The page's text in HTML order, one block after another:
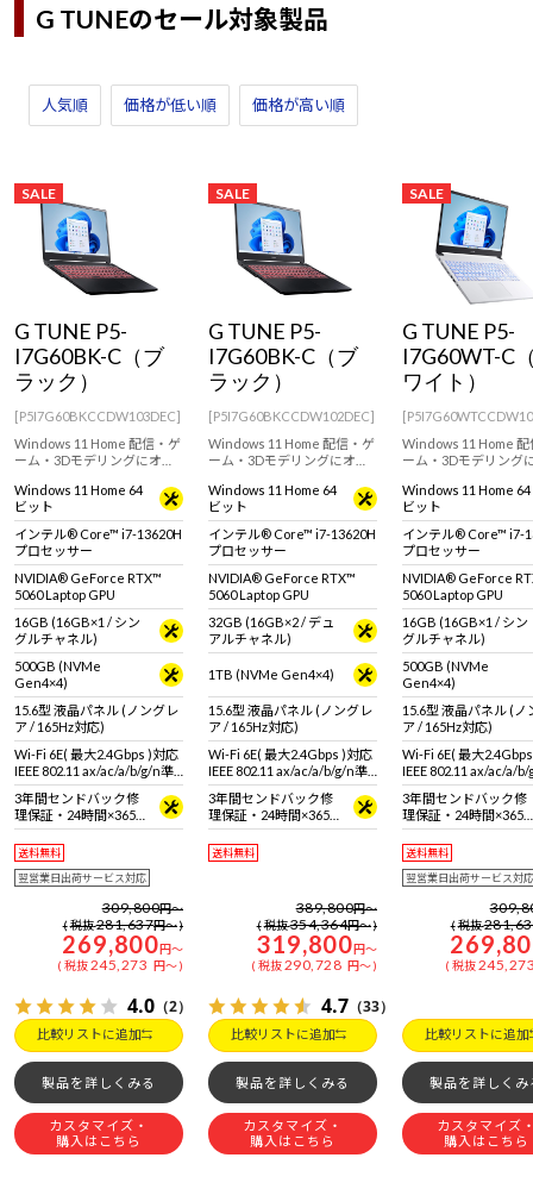
G TUNEのセール対象製品
人気順 価格が低い順 価格が高い順
SALE
G TUNE P5-
I7G60BK-C（ブ
ラック）
[P5I7G60BKCCDW103DEC]
Windows 11 Home 配信・ゲ
ーム・3Dモデリングにオス
WQHD液晶ゲーミングノー
トPC！RTX 5060 Laptop
GPU 搭載。
Windows 11 Home 64
ビット
インテル® Core™ i7-13620H
プロセッサー
NVIDIA® GeForce RTX™
5060 Laptop GPU
16GB (16GB×1 / シン
グルチャネル)
500GB (NVMe
Gen4×4)
15.6型 液晶パネル (ノングレ
ア / 165Hz対応)
Wi-Fi 6E( 最大2.4Gbps )対応
IEEE 802.11 ax/ac/a/b/g/n準
拠 ＋ Bluetooth 5内蔵
3年間センドバック修
理保証・24時間×365
日電話サポート
送料無料
翌営業日出荷サービス対応
309,800円～
税抜281,637円～
269,800円～
税抜245,273 円～
4.0 （2）
比較リストに追加
製品を詳しくみる
カスタマイズ・
購入はこちら
SALE
G TUNE P5-
I7G60BK-C（ブ
ラック）
[P5I7G60BKCCDW102DEC]
Windows 11 Home 配信・ゲ
ーム・3Dモデリングにオス
WQHD液晶ゲーミングノー
トPC！RTX 5060 Laptop
GPU 搭載。
Windows 11 Home 64
ビット
インテル® Core™ i7-13620H
プロセッサー
NVIDIA® GeForce RTX™
5060 Laptop GPU
32GB (16GB×2 / デュ
アルチャネル)
1TB (NVMe Gen4×4)
15.6型 液晶パネル (ノングレ
ア / 165Hz対応)
Wi-Fi 6E( 最大2.4Gbps )対応
IEEE 802.11 ax/ac/a/b/g/n準
拠 ＋ Bluetooth 5内蔵
3年間センドバック修
理保証・24時間×365
日電話サポート
送料無料
389,800円～
税抜354,364円～
319,800円～
税抜290,728 円～
4.7 （33）
比較リストに追加
製品を詳しくみる
カスタマイズ・
購入はこちら
SALE
G TUNE P5-
I7G60WT-C
ワイト）
Windows 11 Home 配
ーム・3Dモデリング
WQHD液晶ゲーミン
トPC！RTX 5060
GPU 搭載。
Windows 11 Home 64
ビット
インテル® Core™ i7-
プロセッサー
NVIDIA® GeForce
5060 Laptop GPU
16GB (16GB×1 / シン
グルチャネル)
500GB (NVMe
Gen4×4)
15.6型 液晶パネル (ノ
ア / 165Hz対応)
Wi-Fi 6E( 最大
IEEE 802.11 ax/ac/a/
拠 ＋ Bluetooth 5内蔵
3年間センドバック修
理保証・24時間×365
日電話サポート
送料無料
翌営業日出荷サービス対応
税抜
税抜
比較リストに追加
製品を詳しくみ
カスタマイズ
購入はこちら